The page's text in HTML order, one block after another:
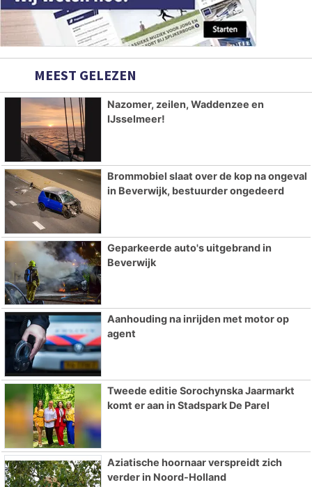
MEEST GELEZEN
Nazomer, zeilen, Waddenzee en
IJsselmeer!
Brommobiel slaat over de kop na ongeval
in Beverwijk, bestuurder ongedeerd
Geparkeerde auto's uitgebrand in
Beverwijk
Aanhouding na inrijden met motor op
agent
Tweede editie Sorochynska Jaarmarkt
komt er aan in Stadspark De Parel
Aziatische hoornaar verspreidt zich
verder in Noord-Holland